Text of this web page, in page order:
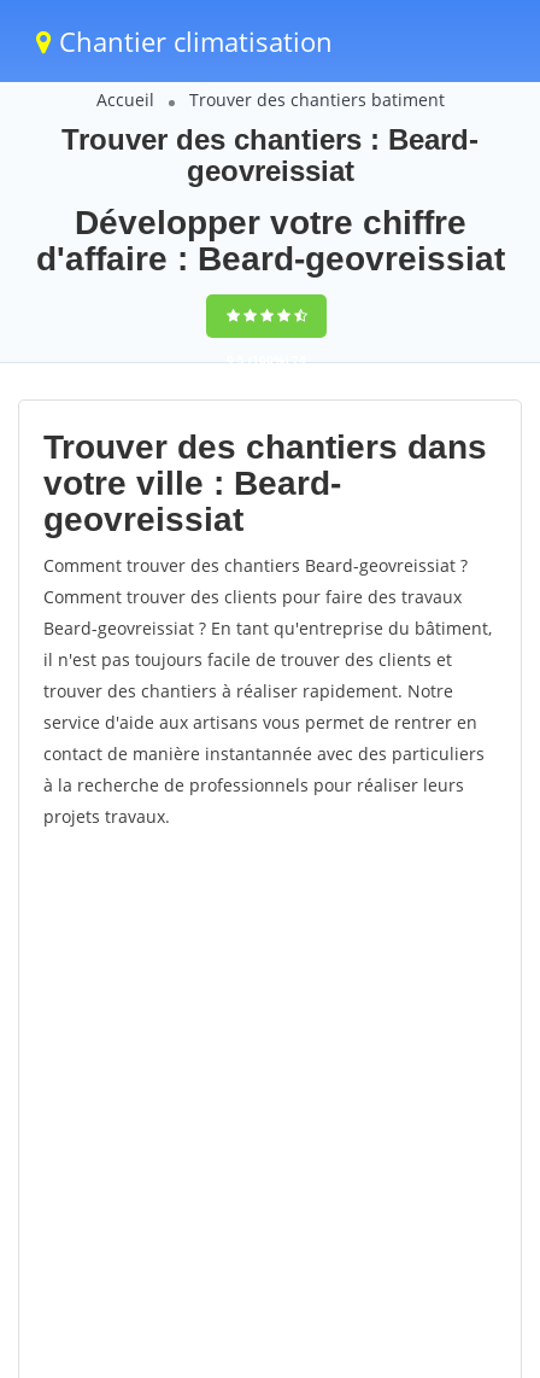
Chantier climatisation
Accueil Trouver des chantiers batiment
Trouver des chantiers : Beard-
geovreissiat
Développer votre chiffre
d'affaire : Beard-geovreissiat
9,5(100%)74
votes
Trouver des chantiers dans
votre ville : Beard-
geovreissiat
Comment trouver des chantiers Beard-geovreissiat ?
Comment trouver des clients pour faire des travaux
Beard-geovreissiat ? En tant qu'entreprise du bâtiment,
il n'est pas toujours facile de trouver des clients et
trouver des chantiers à réaliser rapidement. Notre
service d'aide aux artisans vous permet de rentrer en
contact de manière instantannée avec des particuliers
à la recherche de professionnels pour réaliser leurs
projets travaux.